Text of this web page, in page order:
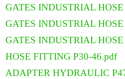
GATES INDUSTRIAL
GATES INDUSTRIAL
GATES INDUSTRIAL
HOSE FITTING P30-46.pdf
ADAPTER HYDRAULIC